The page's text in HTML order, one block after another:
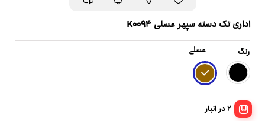
اداری تک دسته سپهر عسلی K0094
رنگ عسلی
2 در انبار